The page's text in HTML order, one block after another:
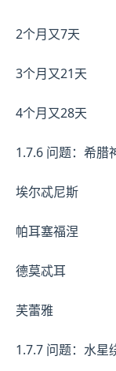
2个月又7天
3个月又21天
4个月又28天
1.7.6 问题：希腊
埃尔忒尼斯
帕耳塞福涅
德莫忒耳
芙蕾雅
1.7.7 问题：水星